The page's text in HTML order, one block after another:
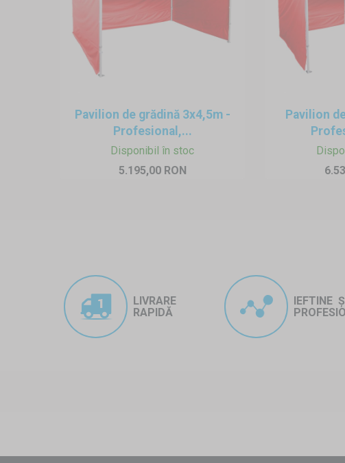
Pavilion de grădină 3x4,5m -
Profesional,...
Disponibil în stoc
5.195,00 RON
Pavilion
LIVRARE
RAPIDĂ
IEFTINE